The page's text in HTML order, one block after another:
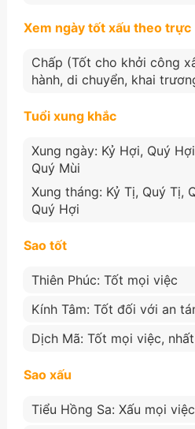
Xem ngày tốt xấu theo trực
Chấp (Tốt cho khởi công
hành, di chuyển, khai
Tuổi xung khắc
Xung ngày: Kỷ Hợi, Quý
Quý Mùi
Xung tháng: Kỷ Tị, Quý Tị,
Quý Hợi
Sao tốt
Thiên Phúc: Tốt mọi việc
Kính Tâm: Tốt đối với an
Dịch Mã: Tốt mọi việc,
Sao xấu
Tiểu Hồng Sa: Xấu mọi việc